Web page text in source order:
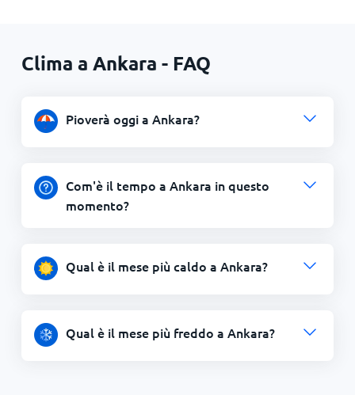
Clima a Ankara - FAQ
Pioverà oggi a Ankara?
Com'è il tempo a Ankara in questo
momento?
Qual è il mese più caldo a Ankara?
Qual è il mese più freddo a Ankara?